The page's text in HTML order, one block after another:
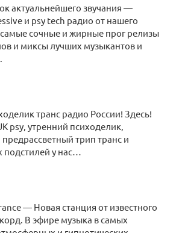
актуальнейшего звучания —
и psy tech радио от нашего
сочные и жирные прог релизы
и миксы лучших музыкантов и
транс радио России! Здесь!
psy, утренний психоделик,
трип транс и
у нас…
— Новая станция от известного
В эфире музыка в самых